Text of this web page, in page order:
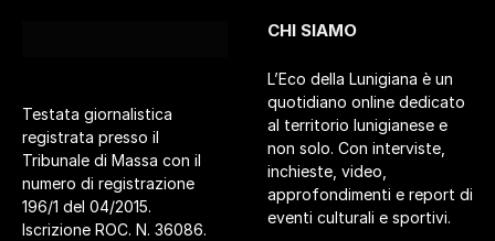
Testata giornalistica
registrata presso il
Tribunale di Massa con il
numero di registrazione
196/1 del 04/2015.
Iscrizione ROC. N. 36086.
CHI SIAMO
L’Eco della Lunigiana è un
quotidiano online dedicato
al territorio lunigianese e
non solo. Con interviste,
inchieste, video,
approfondimenti e report di
eventi culturali e sportivi.